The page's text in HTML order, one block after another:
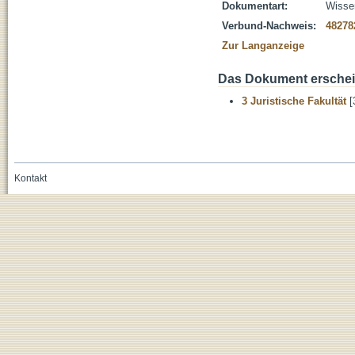
Dokumentart:
Verbund-Nachweis:
Zur Langanzeige
Das Dokument
3 Juristische Fakultät
Kontakt